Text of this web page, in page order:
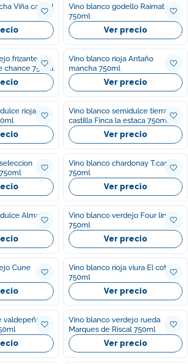
Viña cancel
Vino blanco godello Raimat
750ml
Ver precio
frizante
chance 750ml
Vino blanco rioja Antaño
mancha 750ml
Ver precio
rioja
Vino blanco semidulce tierra
castilla Finca la estaca 750ml
Ver precio
Vino blanco chardonay T.castillo
750ml
Ver precio
Alma
Vino blanco verdejo Four lines
750ml
Ver precio
Cune
Vino blanco rioja viura El coto
750ml
Ver precio
valdepeñas
Vino blanco verdejo rueda
Marques de Riscal 750ml
Ver precio